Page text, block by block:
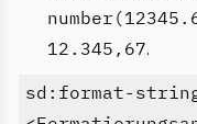
12.345,67.
sd:format-